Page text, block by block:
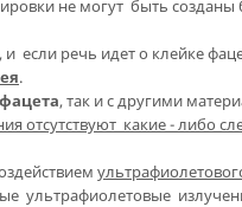
не могут быть созданы
если речь идет о клейке
.
фацета, так и с другими
отсутствуют какие - либо
ультрафиолетовые